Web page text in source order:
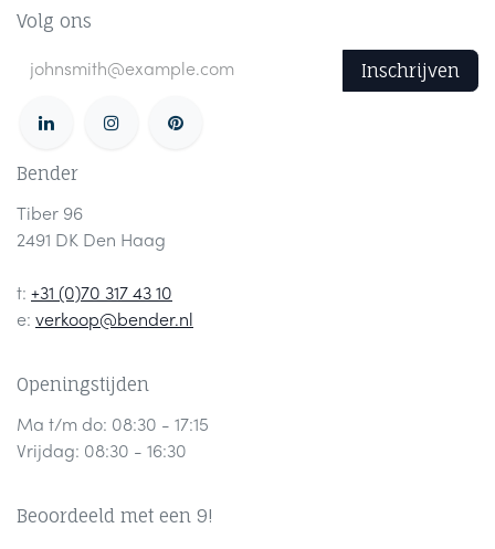
Volg ons
Inschrijven
Bender
Tiber 96
2491 DK Den Haag
t: +31 (0)70 317 43 10
e: verkoop@bender.nl
Openingstijden
Ma t/m do: 08:30 - 17:15
Vrijdag: 08:30 - 16:30
Beoordeeld met een 9!